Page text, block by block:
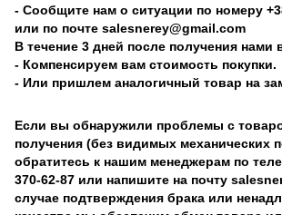
- Сообщите нам о ситуации по номеру
или по почте salesnerey@gmail.com
В течение 3 дней после получения
- Компенсируем вам стоимость покупки.
- Или пришлем аналогичный товар на
Если вы обнаружили проблемы с
получения (без видимых механических
обратитесь к нашим менеджерам по
370-62-87 или напишите на почту
случае подтверждения брака или